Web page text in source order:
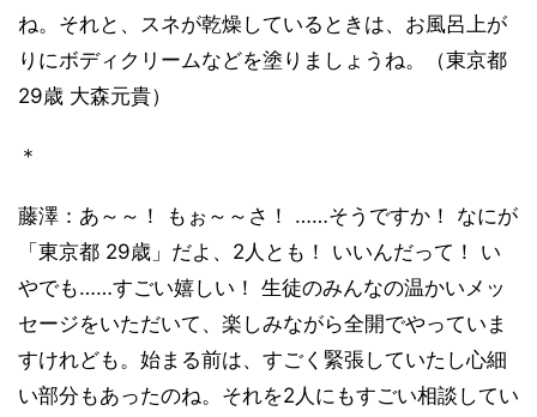
ね。それと、スネが乾燥しているときは、お風呂上が
りにボディクリームなどを塗りましょうね。（東京都
29歳 大森元貴）
＊
藤澤：あ～～！ もぉ～～さ！ ……そうですか！ なにが
「東京都 29歳」だよ、2人とも！ いいんだって！ い
やでも……すごい嬉しい！ 生徒のみんなの温かいメッ
セージをいただいて、楽しみながら全開でやっていま
すけれども。始まる前は、すごく緊張していたし心細
い部分もあったのね。それを2人にもすごい相談してい